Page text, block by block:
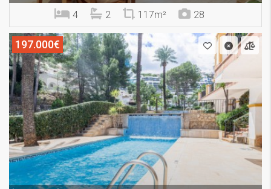
4 2 117m² 28
197.000€